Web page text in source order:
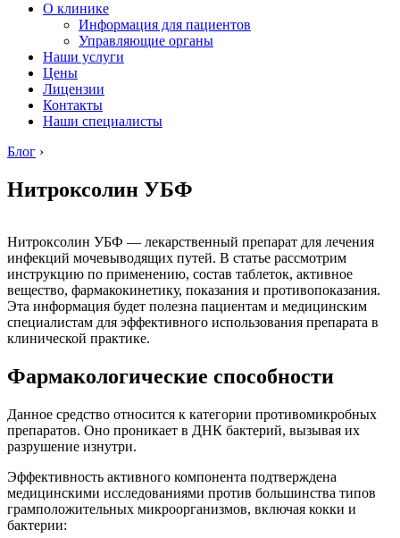
О клинике
Информация для пациентов
Управляющие органы
Наши услуги
Цены
Лицензии
Контакты
Наши специалисты
Блог ›
Нитроксолин УБФ
Нитроксолин УБФ — лекарственный препарат для лечения
инфекций мочевыводящих путей. В статье рассмотрим
инструкцию по применению, состав таблеток, активное
вещество, фармакокинетику, показания и противопоказания.
Эта информация будет полезна пациентам и медицинским
специалистам для эффективного использования препарата в
клинической практике.
Фармакологические способности
Данное средство относится к категории противомикробных
препаратов. Оно проникает в ДНК бактерий, вызывая их
разрушение изнутри.
Эффективность активного компонента подтверждена
медицинскими исследованиями против большинства типов
грамположительных микроорганизмов, включая кокки и
бактерии: